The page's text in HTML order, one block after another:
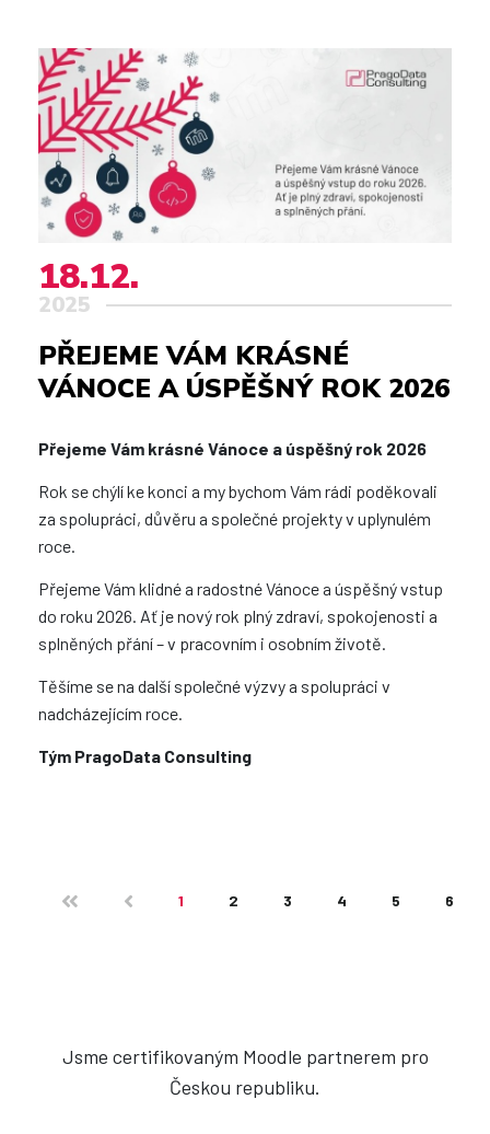
18.12.
2025
PŘEJEME VÁM KRÁSNÉ
VÁNOCE A ÚSPĚŠNÝ ROK 2026
Přejeme Vám krásné Vánoce a úspěšný rok 2026
Rok se chýlí ke konci a my bychom Vám rádi poděkovali
za spolupráci, důvěru a společné projekty v uplynulém
roce.
Přejeme Vám klidné a radostné Vánoce a úspěšný vstup
do roku 2026. Ať je nový rok plný zdraví, spokojenosti a
splněných přání – v pracovním i osobním životě.
Těšíme se na další společné výzvy a spolupráci v
nadcházejícím roce.
Tým PragoData Consulting
Strana 1 z 13
1 2 3 4 5 6
Jsme certifikovaným Moodle partnerem pro
Českou republiku.